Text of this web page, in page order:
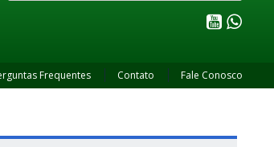
Frequentes Contato Fale Conosco